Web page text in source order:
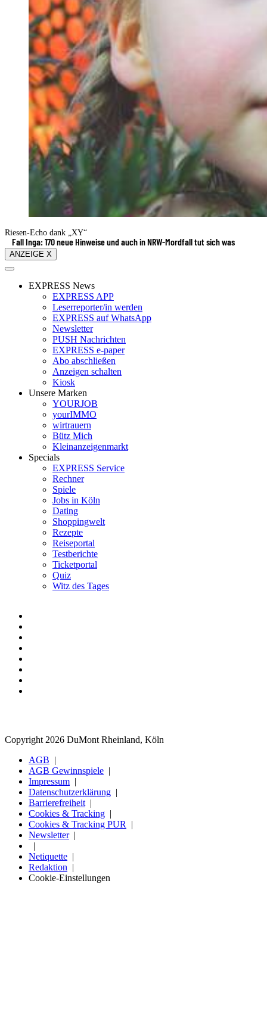
Riesen-Echo dank „XY“
Fall Inga: 170 neue Hinweise und auch in NRW-Mordfall tut sich was
ANZEIGE X
EXPRESS News
EXPRESS APP
Leserreporter/in werden
EXPRESS auf WhatsApp
Newsletter
PUSH Nachrichten
EXPRESS e-paper
Abo abschließen
Anzeigen schalten
Kiosk
Unsere Marken
YOURJOB
yourIMMO
wirtrauern
Bütz Mich
Kleinanzeigenmarkt
Specials
EXPRESS Service
Rechner
Spiele
Jobs in Köln
Dating
Shoppingwelt
Rezepte
Reiseportal
Testberichte
Ticketportal
Quiz
Witz des Tages
Copyright 2026 DuMont Rheinland, Köln
AGB
AGB Gewinnspiele
Impressum
Datenschutzerklärung
Barrierefreiheit
Cookies & Tracking
Cookies & Tracking PUR
Newsletter
Netiquette
Redaktion
Cookie-Einstellungen